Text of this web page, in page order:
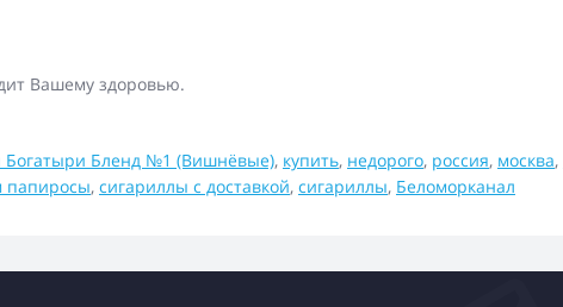
Вашему здоровью.
Богатыри Бленд №1 (Вишнёвые), купить, недорого, россия, москва,
папиросы, сигариллы с доставкой, сигариллы, Беломорканал